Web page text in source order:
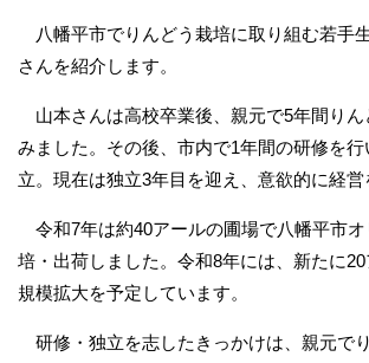
八幡平市でりんどう栽培に取り組む若手
さんを紹介します。
山本さんは高校卒業後、親元で5年間りん
みました。その後、市内で1年間の研修を
立。現在は独立3年目を迎え、意欲的に経営
令和7年は約40アールの圃場で八幡平市
培・出荷しました。令和8年には、新たに20
規模拡大を予定しています。
研修・独立を志したきっかけは、親元で